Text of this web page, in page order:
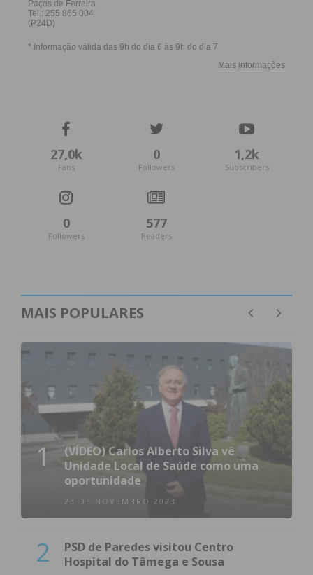
27,0k
Fans
0
Followers
1,2k
Subscribers
0
Followers
577
Readers
MAIS POPULARES
1
(VÍDEO) Carlos Alberto Silva vê
Unidade Local de Saúde como uma
oportunidade
23 DE NOVEMBRO 2023
2
PSD de Paredes visitou Centro
Hospital do Tâmega e Sousa